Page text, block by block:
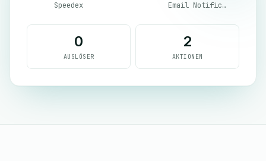
Speedex Email Notifications by eGrow
0
AUSLÖSER
2
AKTIONEN